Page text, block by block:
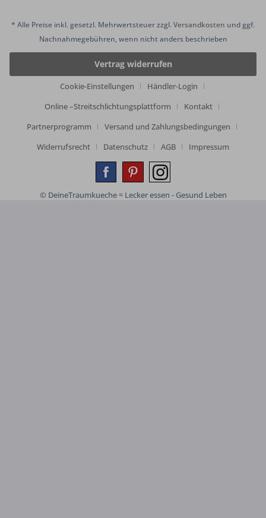
* Alle Preise inkl. gesetzl. Mehrwertsteuer zzgl.Versandkosten und ggf.
Nachnahmegebühren, wenn nicht anders beschrieben
Vertrag widerrufen
Cookie-Einstellungen
Händler-Login
Online –Streitschlichtungsplattform
Kontakt
Partnerprogramm
Versand und Zahlungsbedingungen
Widerrufsrecht
Datenschutz AGB Impressum
© DeineTraumkueche = Lecker essen - Gesund Leben